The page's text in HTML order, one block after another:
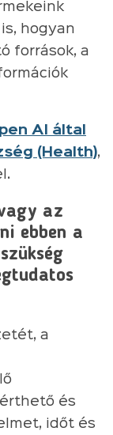
hogyan
források, a
AI által
(Health),
az
ebben a
a
és
időt és